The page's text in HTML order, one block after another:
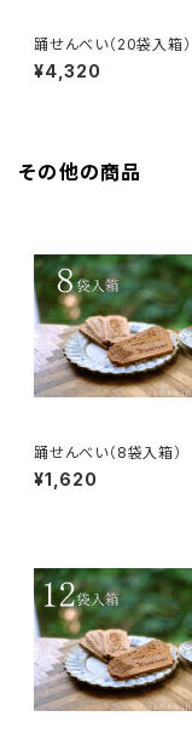
踊せんべい（20袋入箱）
¥4,320
その他の商品
踊せんべい（8袋入箱）
¥1,620